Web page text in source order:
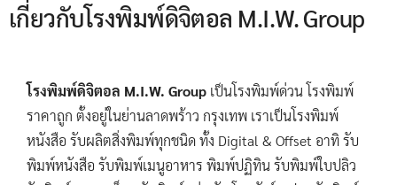
เกี่ยวกับโรงพิมพ์ดิจิตอล M.I.W. Group
โรงพิมพ์ดิจิตอล M.I.W. Group เป็นโรงพิมพ์ด่วน โรงพิมพ์
ราคาถูก ตั้งอยู่ในย่านลาดพร้าว กรุงเทพ เราเป็นโรงพิมพ์
หนังสือ รับผลิตสิ่งพิมพ์ทุกชนิด ทั้ง Digital & Offset อาทิ รับ
พิมพ์หนังสือ รับพิมพ์เมนูอาหาร พิมพ์ปฏิทิน รับพิมพ์ใบปลิว